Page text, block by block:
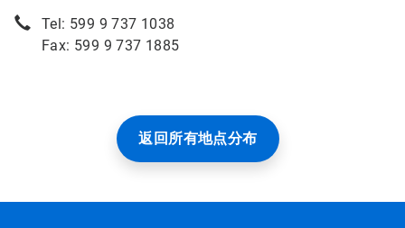
Tel: 599 9 737 1038
Fax: 599 9 737 1885
返回所有地点分布